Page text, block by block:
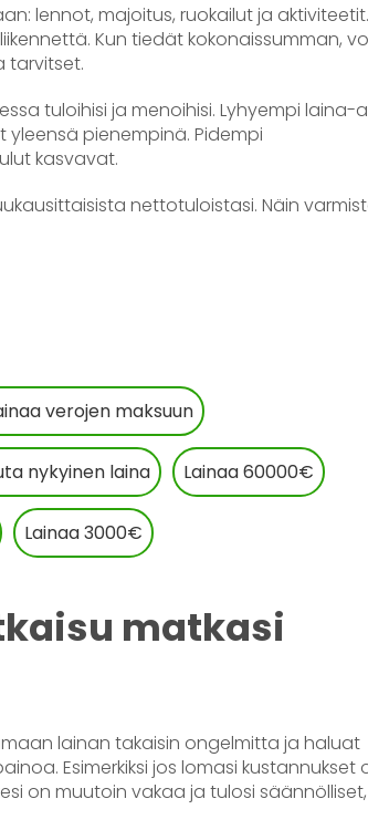
lennot, majoitus, ruokailut ja
Kun tiedät kokonaissumman,
tarvitset.
tuloihisi ja menoihisi. Lyhyempi laina-
pienempinä. Pidempi
kasvavat.
nettotuloistasi. Näin
verojen maksuun
nykyinen laina Lainaa 60000€
Lainaa 3000€
matkasi
lainan takaisin ongelmitta ja haluat
Esimerkiksi jos lomasi kustannukset
on muutoin vakaa ja tulosi säännölliset,